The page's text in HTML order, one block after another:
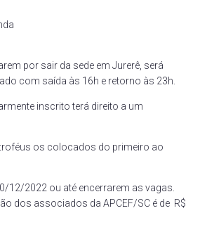
por sair da sede em Jurerê, será
com saída às 16h e retorno às 23h.
inscrito terá direito a um
os colocados do primeiro ao
12/2022 ou até encerrarem as vagas.
dos associados da APCEF/SC é de R$